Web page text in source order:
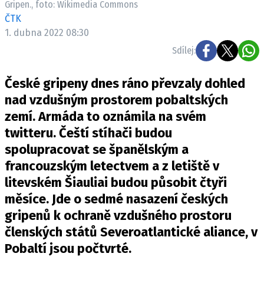
Pošlete e-mail na newsbox.cz
KONTAKT
VYDAVATEL
INZERCE
OSOBNÍ ÚDAJE / COOKIES
VOLNÁ MÍSTA
Provozovatelem serveru newsbox.cz je
INCORP MEDIA GROUP s.r.o., IČ: 118 23 054
Gripen., foto: Wikimedia Commons
ČTK
1. dubna 2022 08:30
Sdílej:
České gripeny dnes ráno převzaly dohled
nad vzdušným prostorem pobaltských
zemí. Armáda to oznámila na svém
twitteru. Čeští stíhači budou
spolupracovat se španělským a
francouzským letectvem a z letiště v
litevském Šiauliai budou působit čtyři
měsíce. Jde o sedmé nasazení českých
gripenů k ochraně vzdušného prostoru
členských států Severoatlantické aliance, v
Pobaltí jsou počtvrté.